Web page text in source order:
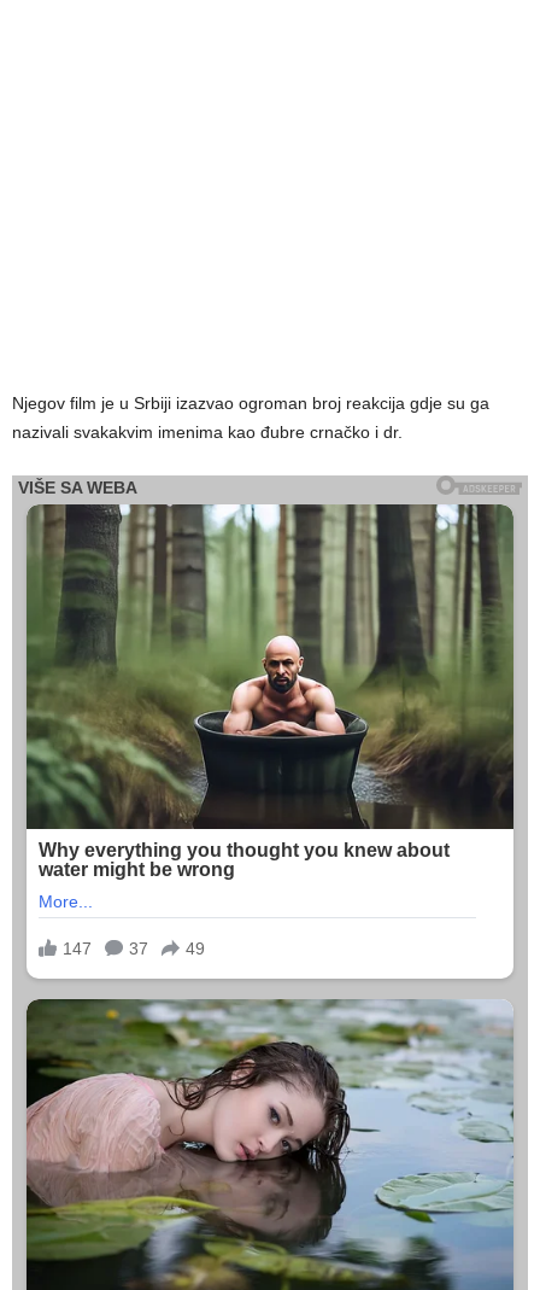
Njegov film je u Srbiji izazvao ogroman broj reakcija gdje su ga
nazivali svakakvim imenima kao đubre crnačko i dr.